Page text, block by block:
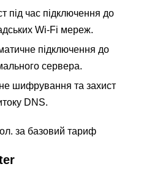
під час підключення до
Wi-Fi мереж.
підключення до
сервера.
шифрування та захист
DNS.
за базовий тариф